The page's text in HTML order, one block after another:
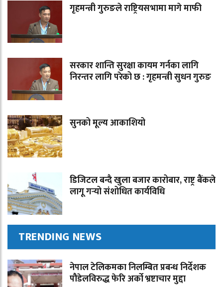
गृहमन्त्री गुरुङले राष्ट्रियसभामा मागे माफी
सरकार शान्ति सुरक्षा कायम गर्नका लागि
निरन्तर लागि परेको छ : गृहमन्त्री सुधन गुरुङ
सुनको मूल्य आकाशियो
डिजिटल बन्दै खुला बजार कारोबार, राष्ट्र बैंकले
लागू गर्‍यो संशोधित कार्यविधि
TRENDING NEWS
नेपाल टेलिकमका निलम्बित प्रबन्ध निर्देशक
पौडेलविरुद्ध फेरि अर्को भ्रष्टाचार मुद्दा